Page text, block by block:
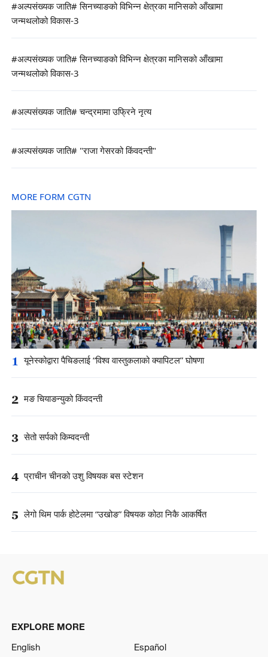
#अल्पसंख्यक जाति# सिनच्याङको विभिन्न क्षेत्रका मानिसको आँखामा
जन्मथलोको विकास-3
#अल्पसंख्यक जाति# सिनच्याङको विभिन्न क्षेत्रका मानिसको आँखामा
जन्मथलोको विकास-3
#अल्पसंख्यक जाति# चन्द्रमामा उफ्रिने नृत्य
#अल्पसंख्यक जाति# "राजा गेसरको किंवदन्ती"
MORE FORM CGTN
1 यूनेस्कोद्वारा पैचिङलाई “विश्व वास्तुकलाको क्यापिटल” घोषणा
2 मङ चियाङन्युको किंवदन्ती
3 सेतो सर्पको किम्वदन्ती
4 प्राचीन चीनको उशु विषयक बस स्टेशन
5 लेगो थिम पार्क होटेलमा “उखोङ” विषयक कोठा निकै आकर्षित
EXPLORE MORE
English
Español